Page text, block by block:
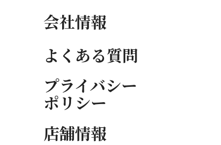
会社情報
よくある質問
プライバシー
ポリシー
店舗情報